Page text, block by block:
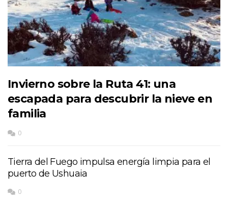
Invierno sobre la Ruta 41: una
escapada para descubrir la nieve en
familia
0
Tierra del Fuego impulsa energía limpia para el
puerto de Ushuaia
0